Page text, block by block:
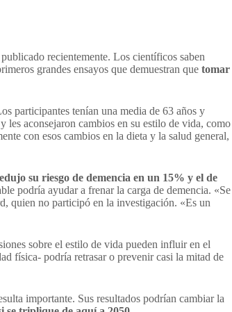
recientemente. Los científicos saben
grandes ensayos que demuestran que tomar
participantes tenían una media de 63 años y
les aconsejaron cambios en su estilo de vida, como
con esos cambios en la dieta y la salud general,
su riesgo de demencia en un 15% y el de
podría ayudar a frenar la carga de demencia. «Se
quien no participó en la investigación. «Es un
sobre el estilo de vida pueden influir en el
física- podría retrasar o prevenir casi la mitad de
importante. Sus resultados podrían cambiar la